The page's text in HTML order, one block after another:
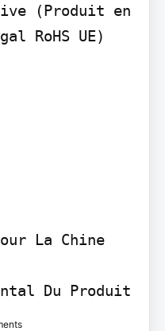
(Produit en
RoHS UE)
La Chine
Du Produit